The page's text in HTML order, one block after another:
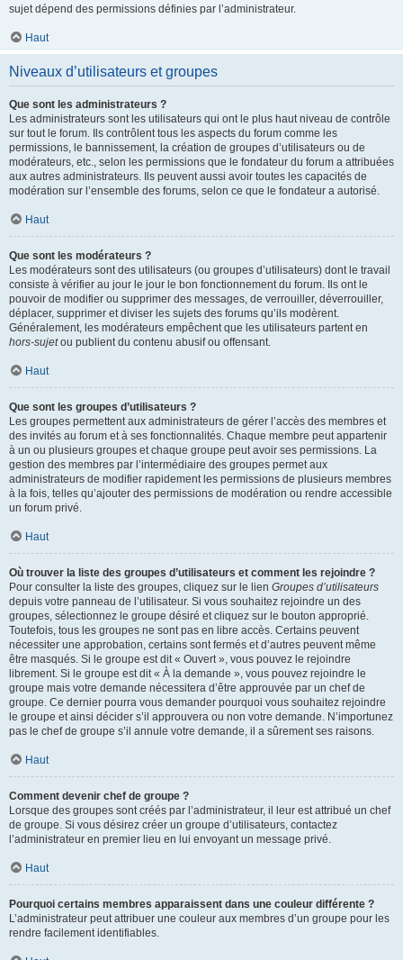
sujet dépend des permissions définies par l’administrateur.
Haut
Niveaux d’utilisateurs et groupes
Que sont les administrateurs ?
Les administrateurs sont les utilisateurs qui ont le plus haut niveau de contrôle
sur tout le forum. Ils contrôlent tous les aspects du forum comme les
permissions, le bannissement, la création de groupes d’utilisateurs ou de
modérateurs, etc., selon les permissions que le fondateur du forum a attribuées
aux autres administrateurs. Ils peuvent aussi avoir toutes les capacités de
modération sur l’ensemble des forums, selon ce que le fondateur a autorisé.
Haut
Que sont les modérateurs ?
Les modérateurs sont des utilisateurs (ou groupes d’utilisateurs) dont le travail
consiste à vérifier au jour le jour le bon fonctionnement du forum. Ils ont le
pouvoir de modifier ou supprimer des messages, de verrouiller, déverrouiller,
déplacer, supprimer et diviser les sujets des forums qu’ils modèrent.
Généralement, les modérateurs empêchent que les utilisateurs partent en
hors-sujetou publient du contenu abusif ou offensant.
Haut
Que sont les groupes d’utilisateurs ?
Les groupes permettent aux administrateurs de gérer l’accès des membres et
des invités au forum et à ses fonctionnalités. Chaque membre peut appartenir
à un ou plusieurs groupes et chaque groupe peut avoir ses permissions. La
gestion des membres par l’intermédiaire des groupes permet aux
administrateurs de modifier rapidement les permissions de plusieurs membres
à la fois, telles qu’ajouter des permissions de modération ou rendre accessible
un forum privé.
Haut
Où trouver la liste des groupes d’utilisateurs et comment les rejoindre ?
Pour consulter la liste des groupes, cliquez sur le lien Groupes d’utilisateurs
depuis votre panneau de l’utilisateur. Si vous souhaitez rejoindre un des
groupes, sélectionnez le groupe désiré et cliquez sur le bouton approprié.
Toutefois, tous les groupes ne sont pas en libre accès. Certains peuvent
nécessiter une approbation, certains sont fermés et d’autres peuvent même
être masqués. Si le groupe est dit « Ouvert », vous pouvez le rejoindre
librement. Si le groupe est dit « À la demande », vous pouvez rejoindre le
groupe mais votre demande nécessitera d’être approuvée par un chef de
groupe. Ce dernier pourra vous demander pourquoi vous souhaitez rejoindre
le groupe et ainsi décider s’il approuvera ou non votre demande. N’importunez
pas le chef de groupe s’il annule votre demande, il a sûrement ses raisons.
Haut
Comment devenir chef de groupe ?
Lorsque des groupes sont créés par l’administrateur, il leur est attribué un chef
de groupe. Si vous désirez créer un groupe d’utilisateurs, contactez
l’administrateur en premier lieu en lui envoyant un message privé.
Haut
Pourquoi certains membres apparaissent dans une couleur différente ?
L’administrateur peut attribuer une couleur aux membres d’un groupe pour les
rendre facilement identifiables.